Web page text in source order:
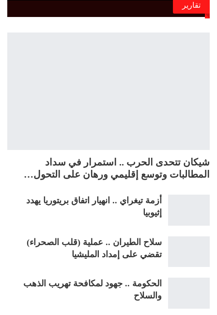
تقارير
شيكان تتحدى الحرب .. استمرار في سداد
المطالبات وتوسع إقليمي ورهان على التحول…
أزمة تيغراي .. انهيار اتفاق بريتوريا يهدد
إثيوبيا
سلاح الطيران .. عملية (قلب الصحراء)
تقضي على إمداد المليشيا
الحكومة .. جهود لمكافحة تهريب الذهب
والسلاح